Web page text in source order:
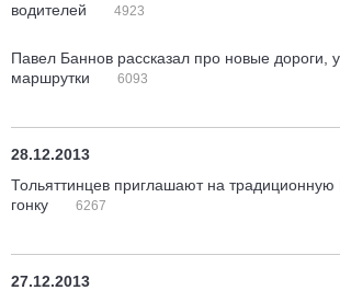
водителей
4923
Павел Баннов рассказал про новые дороги,
маршрутки
6093
28.12.2013
Тольяттинцев приглашают на традиционную
гонку
6267
27.12.2013